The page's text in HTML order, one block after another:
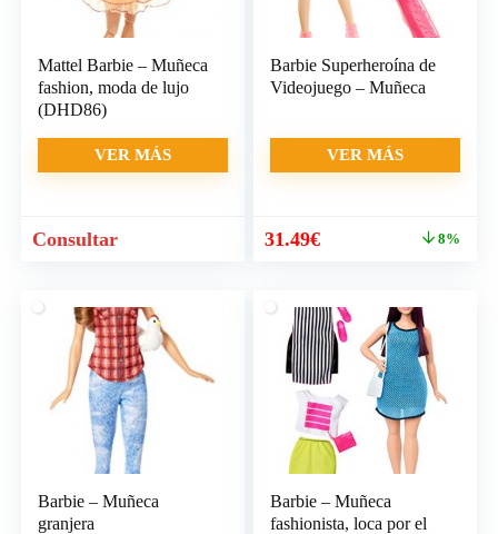
Mattel Barbie – Muñeca
fashion, moda de lujo
(DHD86)
VER MÁS
Consultar
Barbie Superheroína de
Videojuego – Muñeca
VER MÁS
El
era:
34.15€.
31.49€El
es:
31.49€.
8%
Barbie – Muñeca
granjera
Barbie – Muñeca
fashionista, loca por el